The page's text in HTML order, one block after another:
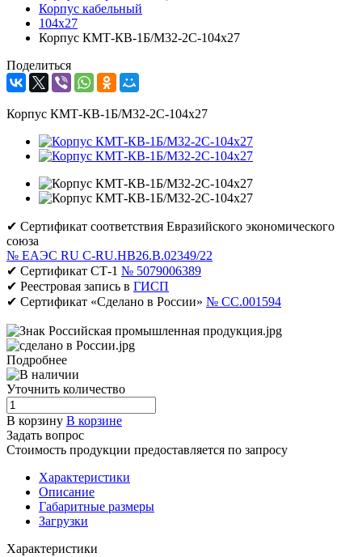
Корпус кабельный
104х27
Корпус КМТ-КВ-1Б/М32-2С-104х27
Поделиться
Корпус КМТ-КВ-1Б/М32-2С-104х27
✔ Сертификат соответствия Евразийского экономического
союза
№ ЕАЭС RU C-RU.НВ26.В.02349/22
✔ Сертификат СТ-1 № 5079006389
✔ Реестровая запись в ГИСП
✔ Сертификат «Сделано в России» № CC.001594
Подробнее
Уточнить количество
В корзину В корзине
Задать вопрос
Стоимость продукции предоставляется по запросу
Характеристики
Описание
Габаритные размеры
Загрузки
Характеристики